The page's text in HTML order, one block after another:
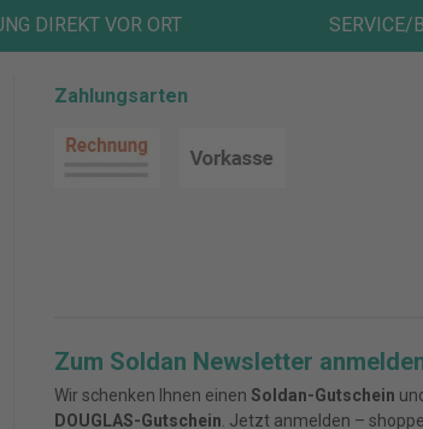
DIREKT VOR ORT SERVICE/
Zahlungsarten
Zum Soldan Newsletter
Wir schenken Ihnen einen Soldan-Gutschein
DOUGLAS-Gutschein . Jetzt anmelden –